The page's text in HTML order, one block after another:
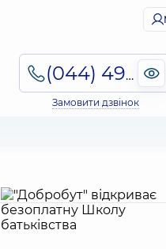
(044) 495-2-888
Замовити дзвінок